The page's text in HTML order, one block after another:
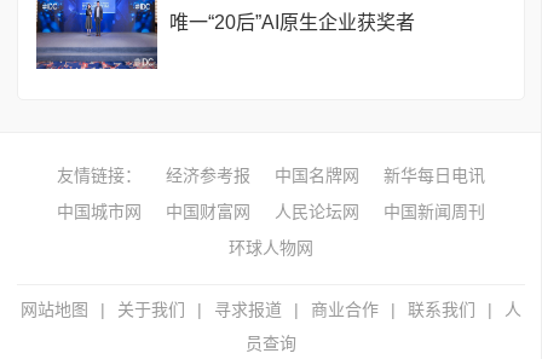
唯一“20后”AI原生企业获奖者
友情链接： 经济参考报 中国名牌网
新华每日电讯
中国城市网
中国财富网 人民论坛网
中国新闻周刊
环球人物网
网站地图 | 关于我们 | 寻求报道 | 商业合作 | 联系我们 |
人
员查询